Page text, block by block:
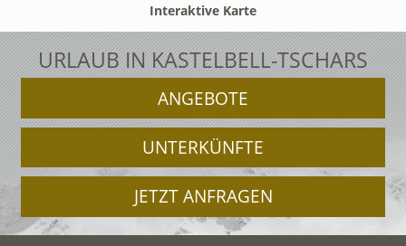
Interaktive Karte
URLAUB IN KASTELBELL-TSCHARS
ANGEBOTE
UNTERKÜNFTE
JETZT ANFRAGEN